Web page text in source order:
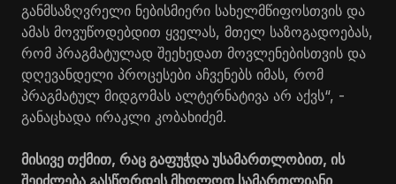
განმსაზღვრელი ნებისმიერი სახელმწიფოსთვის და
ამას მოვუწოდებდით ყველას, მთელ საზოგადოებას,
რომ პრაგმატულად შეეხედათ მოვლენებისთვის და
დღევანდელი პროცესები აჩვენებს იმას, რომ
პრაგმატულ მიდგომას ალტერნატივა არ აქვს“, -
განაცხადა ირაკლი კობახიძემ.
მისივე თქმით, რაც გაფუჭდა უსამართლობით, ის
შეიძლება გასწორდეს მხოლოდ სამართლიანი